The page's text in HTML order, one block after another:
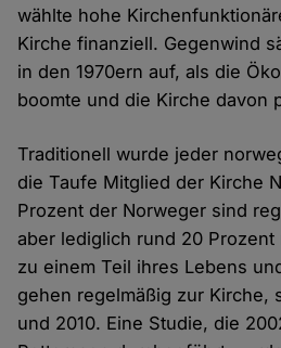
wählte hohe
Kirche finanziell. Gegenwind
in den 1970ern auf, als die
boomte und die Kirche davon
Traditionell wurde jeder
die Taufe Mitglied der Kirche
Prozent der Norweger sind
aber lediglich rund 20 Prozent
zu einem Teil ihres Lebens
gehen regelmäßig zur Kirche,
und 2010. Eine Studie, die